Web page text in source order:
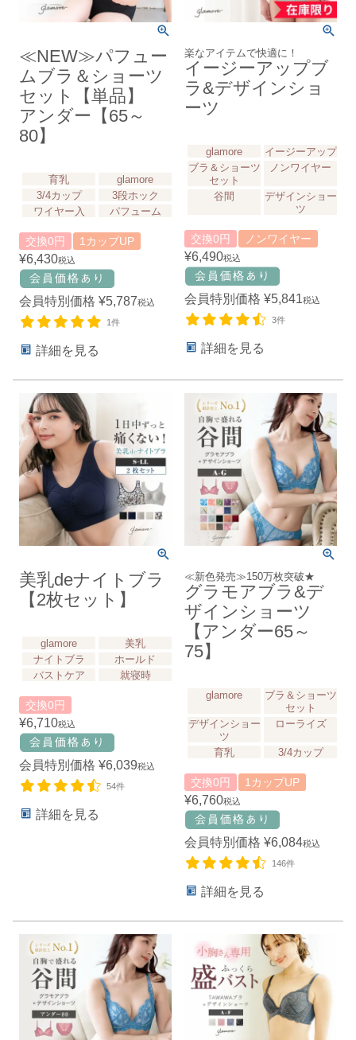
≪NEW≫パフュー
ムブラ＆ショーツ
セット【単品】
アンダー【65～
80】
育乳
glamore
3/4カップ
3段ホック
ワイヤー入
パフューム
交換0円 1カップUP
¥6,430税込
会員特別価格 ¥5,787税込
1件
詳細を見る
楽なアイテムで快適に！
イージーアップブ
ラ&デザインショ
ーツ
glamore
イージーアップ
ブラ＆ショーツ
セット
ノンワイヤー
谷間
デザインショー
ツ
交換0円 ノンワイヤー
¥6,490税込
会員特別価格 ¥5,841税込
3件
詳細を見る
美乳deナイトブラ
【2枚セット】
glamore
美乳
ナイトブラ
ホールド
バストケア
就寝時
交換0円
¥6,710税込
会員特別価格 ¥6,039税込
54件
詳細を見る
≪新色発売≫150万枚突破★
グラモアブラ&デ
ザインショーツ
【アンダー65～
75】
glamore
ブラ＆ショーツ
セット
デザインショー
ツ
ローライズ
育乳 3/4カップ
交換0円 1カップUP
¥6,760税込
会員特別価格 ¥6,084税込
146件
詳細を見る